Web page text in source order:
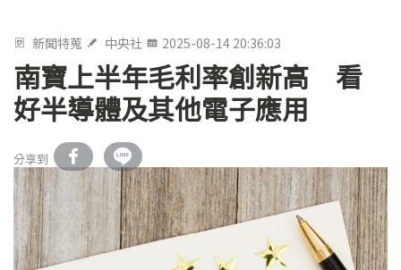
新聞特蒐 中央社 2025-08-14 20:36:03
南寶上半年毛利率創新高 看
好半導體及其他電子應用
分享到